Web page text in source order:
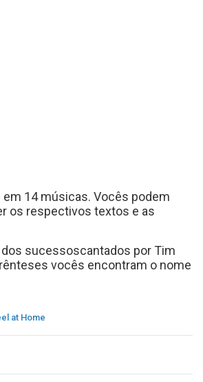
14 músicas. Vocês podem
os respectivos textos e as
sucessoscantados por Tim
vocês encontram o nome
at Home